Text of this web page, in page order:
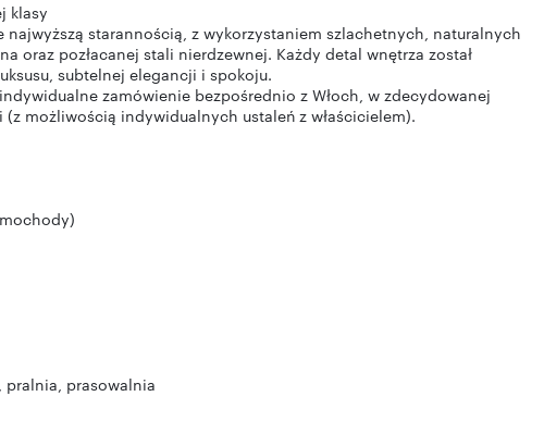
klasy
najwyższą starannością, z wykorzystaniem szlachetnych, naturalnych
oraz pozłacanej stali nierdzewnej. Każdy detal wnętrza został
subtelnej elegancji i spokoju.
zamówienie bezpośrednio z Włoch, w zdecydowanej
możliwością indywidualnych ustaleń z właścicielem).
pralnia, prasowalnia